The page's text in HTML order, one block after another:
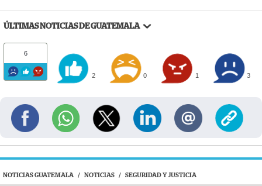
ÚLTIMAS NOTICIAS DE GUATEMALA
6
2 0 1 3
NOTICIAS GUATEMALA / NOTICIAS / SEGURIDAD Y JUSTICIA